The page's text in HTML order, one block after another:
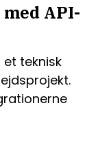
API-
teknisk